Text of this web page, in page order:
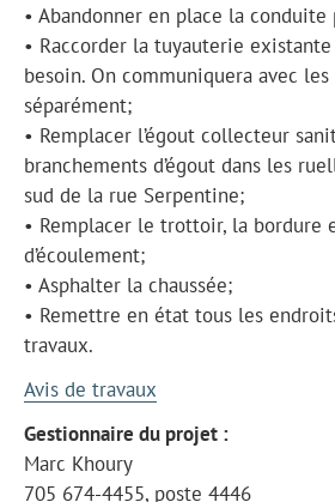
• Abandonner en place la
• Raccorder la tuyauterie
besoin. On communiquera avec
séparément;
• Remplacer l’égout collecteur
branchements d’égout dans les
sud de la rue Serpentine;
• Remplacer le trottoir, la bordure
d’écoulement;
• Asphalter la chaussée;
• Remettre en état tous les
travaux.
Avis de travaux
Gestionnaire du projet :
Marc Khoury
705 674-4455, poste 4446